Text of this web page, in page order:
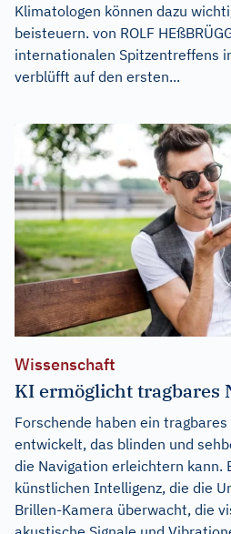
Klimatologen können dazu
beisteuern. von ROLF
internationalen Spitzentreffens
verblüfft auf den ersten...
Wissenschaft
KI ermöglicht tragbares
Forschende haben ein
entwickelt, das blinden und
die Navigation erleichtern kann.
künstlichen Intelligenz, die die
Brillen-Kamera überwacht, die